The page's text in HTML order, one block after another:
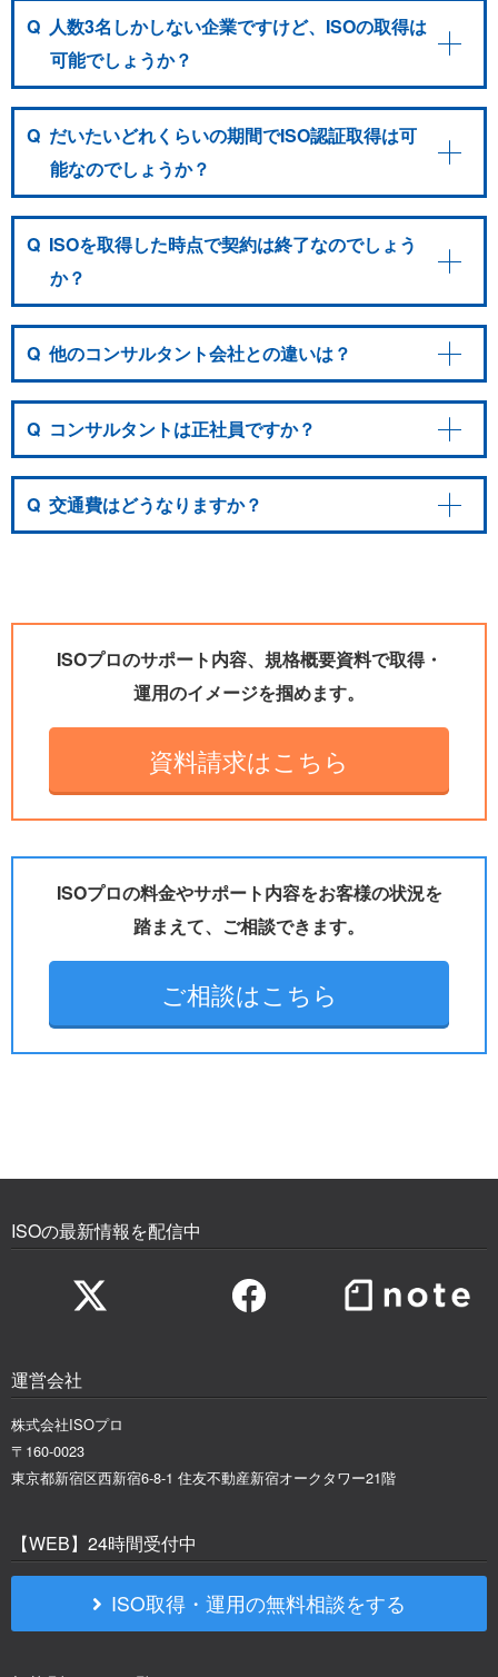
Q 人数3名しかしない企業ですけど、ISOの取得は
可能でしょうか？
Q だいたいどれくらいの期間でISO認証取得は可
能なのでしょうか？
Q ISOを取得した時点で契約は終了なのでしょう
か？
Q 他のコンサルタント会社との違いは？
Q コンサルタントは正社員ですか？
Q 交通費はどうなりますか？
ISOプロのサポート内容、規格概要資料で取得・
運用のイメージを掴めます。
資料請求はこちら
ISOプロの料金やサポート内容をお客様の状況を
踏まえて、ご相談できます。
ご相談はこちら
ISOの最新情報を配信中
運営会社
株式会社ISOプロ
〒160-0023
東京都新宿区西新宿6-8-1 住友不動産新宿オークタワー21階
【WEB】24時間受付中
ISO取得・運用の無料相談をする